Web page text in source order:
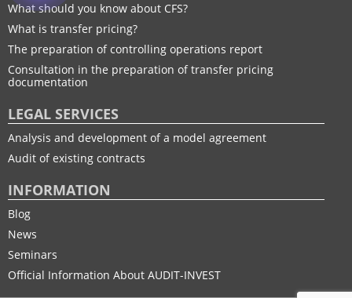
What should you know about CFS?
What is transfer pricing?
The preparation of controlling operations report
Consultation in the preparation of transfer pricing
documentation
LEGAL SERVICES
Analysis and development of a model agreement
Audit of existing contracts
INFORMATION
Blog
News
Seminars
Official Information About AUDIT-INVEST